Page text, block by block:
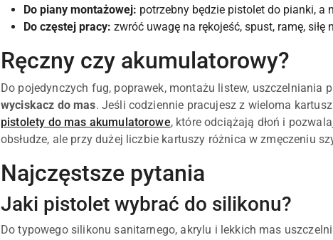
Do piany montażowej: potrzebny będzie pistolet do pianki, a
Do częstej pracy: zwróć uwagę na rękojeść, spust, ramę,
Ręczny czy akumulatorowy?
Do pojedynczych fug, poprawek, montażu listew,
wyciskacz do mas. Jeśli codziennie pracujesz z wieloma
pistolety do mas akumulatorowe, które odciążają dłoń i
obsłudze, ale przy dużej liczbie kartuszy różnica w zmęczeniu
Najczęstsze pytania
Jaki pistolet wybrać do silikonu?
Do typowego silikonu sanitarnego, akrylu i lekkich mas